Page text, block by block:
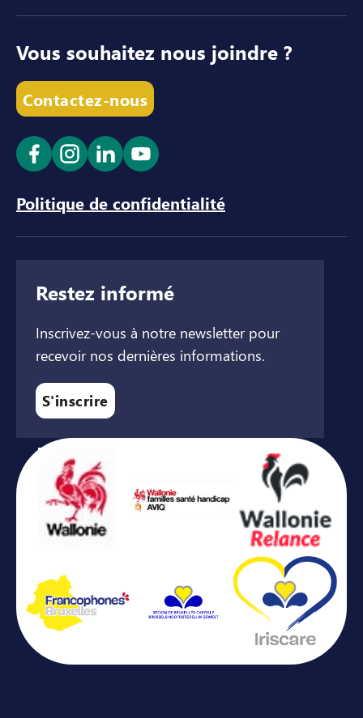
Vous souhaitez nous joindre ?
Contactez-nous
Ouvrir le lien dans un nouvel onglet
Ouvrir le lien dans un nouvel onglet
Ouvrir le lien dans un nouvel
Ouvrir le lien dans un
Politique de confidentialité
Restez informé
Inscrivez-vous à notre newsletter pour
recevoir nos dernières informations.
S'inscrire
Avec le soutien de ...